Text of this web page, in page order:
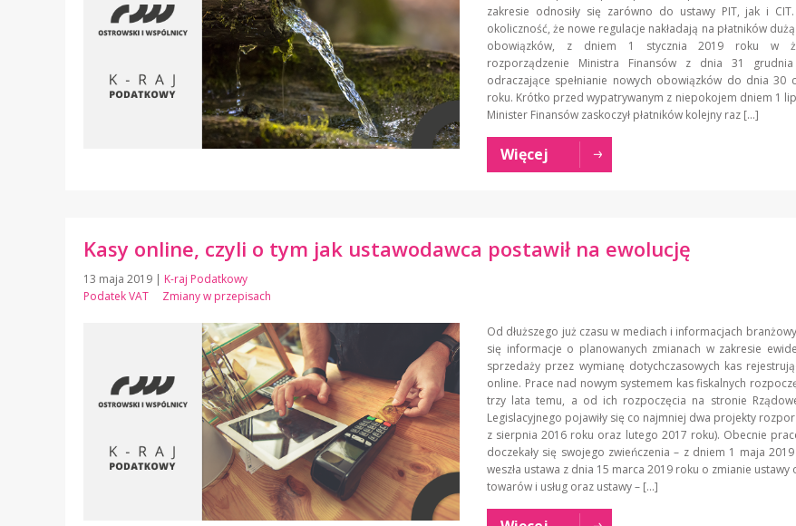
zakresie odnosiły się zarówno do ustawy PIT, jak i
okoliczność, że nowe regulacje nakładają na płatników
obowiązków, z dniem 1 stycznia 2019 roku w
rozporządzenie Ministra Finansów z dnia 31
odraczające spełnianie nowych obowiązków do dnia 30
roku. Krótko przed wypatrywanym z niepokojem dniem 1
Minister Finansów zaskoczył płatników kolejny raz […]
Więcej
Kasy online, czyli o tym jak ustawodawca postawił na ewolucję
13 maja 2019 | K-raj Podatkowy
Podatek VAT
Zmiany w przepisach
Od dłuższego już czasu w mediach i informacjach
się informacje o planowanych zmianach w zakresie
sprzedaży przez wymianę dotychczasowych kas
online. Prace nad nowym systemem kas fiskalnych
trzy lata temu, a od ich rozpoczęcia na stronie
Legislacyjnego pojawiły się co najmniej dwa projekty
z sierpnia 2016 roku oraz lutego 2017 roku). Obecnie
doczekały się swojego zwieńczenia – z dniem 1 maja
weszła ustawa z dnia 15 marca 2019 roku o zmianie
towarów i usług oraz ustawy – […]